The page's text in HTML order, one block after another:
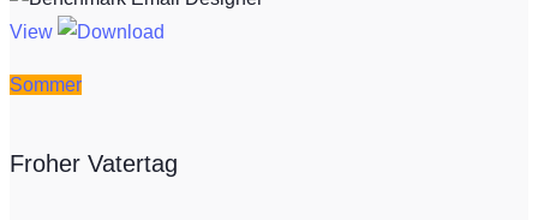
View
Sommer
Froher Vatertag